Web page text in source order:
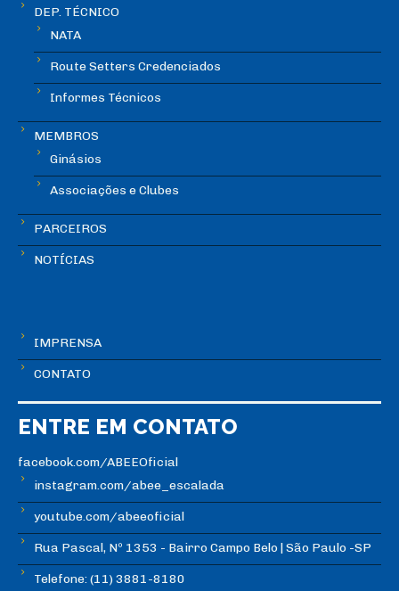
DEP. TÉCNICO
NATA
Route Setters Credenciados
Informes Técnicos
MEMBROS
Ginásios
Associações e Clubes
PARCEIROS
NOTÍCIAS
IMPRENSA
CONTATO
ENTRE EM CONTATO
facebook.com/ABEEOficial
instagram.com/abee_escalada
youtube.com/abeeoficial
Rua Pascal, Nº 1353 - Bairro Campo Belo | São Paulo -SP
Telefone: (11) 3881-8180